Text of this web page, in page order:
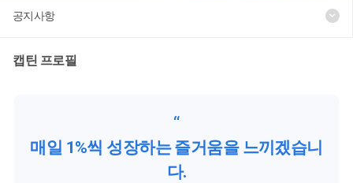
공지사항
캡틴 프로필
“
매일 1%씩 성장하는 즐거움을 느끼겠습니
다.